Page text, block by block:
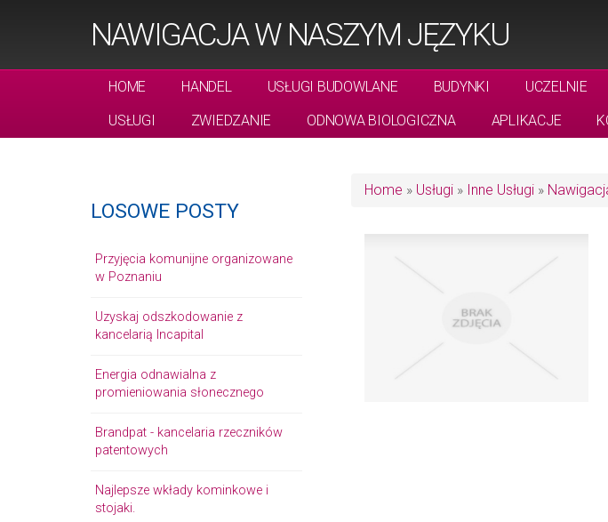
NAWIGACJA W NASZYM JĘZYKU
HOME HANDEL USŁUGI BUDOWLANE BUDYNKI UCZELNIE
USŁUGI
ZWIEDZANIE ODNOWA BIOLOGICZNA APLIKACJE
LOSOWE POSTY
Przyjęcia komunijne organizowane
w Poznaniu
Uzyskaj odszkodowanie z
kancelarią Incapital
Energia odnawialna z
promieniowania słonecznego
Brandpat - kancelaria rzeczników
patentowych
Najlepsze wkłady kominkowe i
stojaki.
Home » Usługi» Inne Usługi»